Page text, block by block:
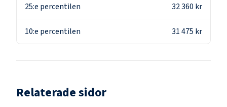
25:e percentilen 32 360 kr
10:e percentilen 31 475 kr
Relaterade sidor